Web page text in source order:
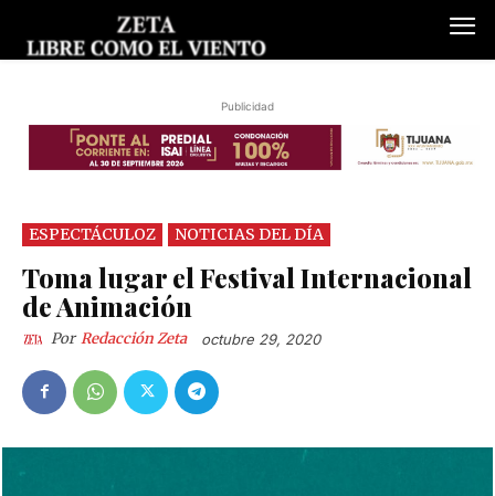
Publicidad
ESPECTÁCULOZ NOTICIAS DEL DÍA
Toma lugar el Festival Internacional
de Animación
Por Redacción Zeta octubre 29, 2020